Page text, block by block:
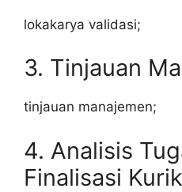
lokakarya validasi;
3. Tinjauan
tinjauan manajemen;
4. Analisis
Finalisasi